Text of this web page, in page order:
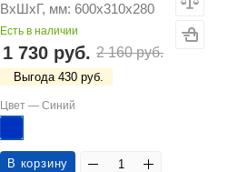
ВхШхГ, мм: 600х310х280
Есть в наличии
1 730 руб. 2 160 руб.
Выгода 430 руб.
Цвет — Синий
В корзину